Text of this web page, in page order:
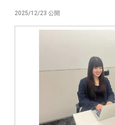
2025/12/23 公開